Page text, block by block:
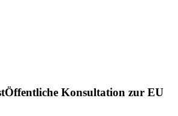
Öffentliche Konsultation zur EU